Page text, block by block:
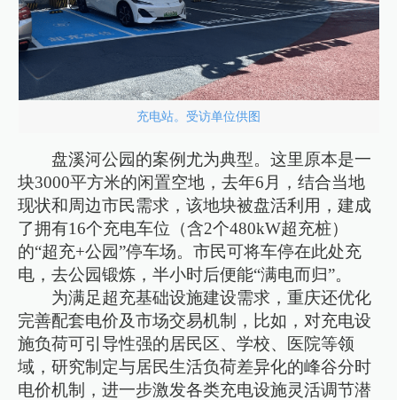
充电站。受访单位供图
盘溪河公园的案例尤为典型。这里原本是一
块3000平方米的闲置空地，去年6月，结合当地
现状和周边市民需求，该地块被盘活利用，建成
了拥有16个充电车位（含2个480kW超充桩）
的“超充+公园”停车场。市民可将车停在此处充
电，去公园锻炼，半小时后便能“满电而归”。
为满足超充基础设施建设需求，重庆还优化
完善配套电价及市场交易机制，比如，对充电设
施负荷可引导性强的居民区、学校、医院等领
域，研究制定与居民生活负荷差异化的峰谷分时
电价机制，进一步激发各类充电设施灵活调节潜